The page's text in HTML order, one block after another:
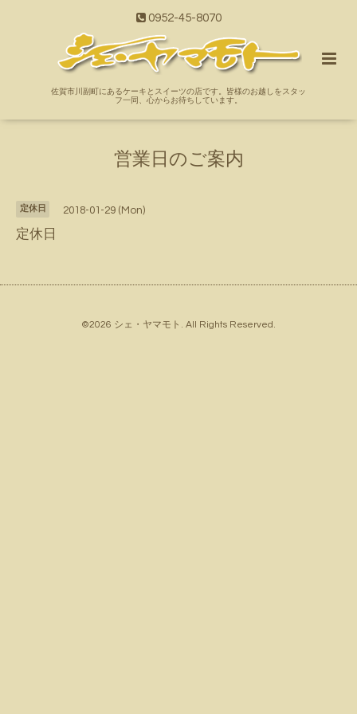
0952-45-8070
佐賀市川副町にあるケーキとスイーツの店です。皆様のお越しをスタッ
フ一同、心からお待ちしています。
営業日のご案内
定休日 2018-01-29 (Mon)
定休日
©2026 シェ・ヤマモト . All Rights Reserved.